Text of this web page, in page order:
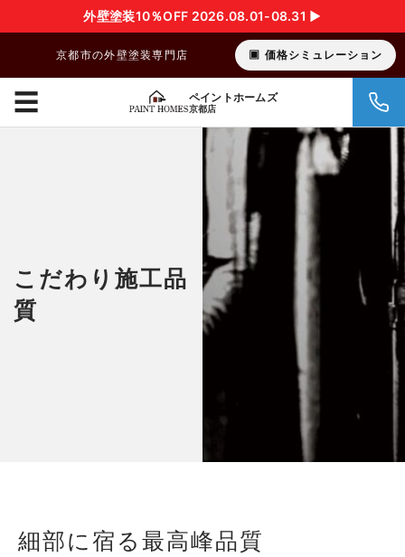
外壁塗装10％OFF 2026.08.01-08.31 ▶︎
京都市の外壁塗装専門店 価格シミュレーション
ペイントホームズ
京都店
☰
こだわり施工品
質
細部に宿る最高峰品質